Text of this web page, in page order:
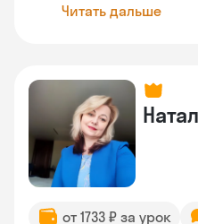
Читать дальше
от 1733 ₽ за урок